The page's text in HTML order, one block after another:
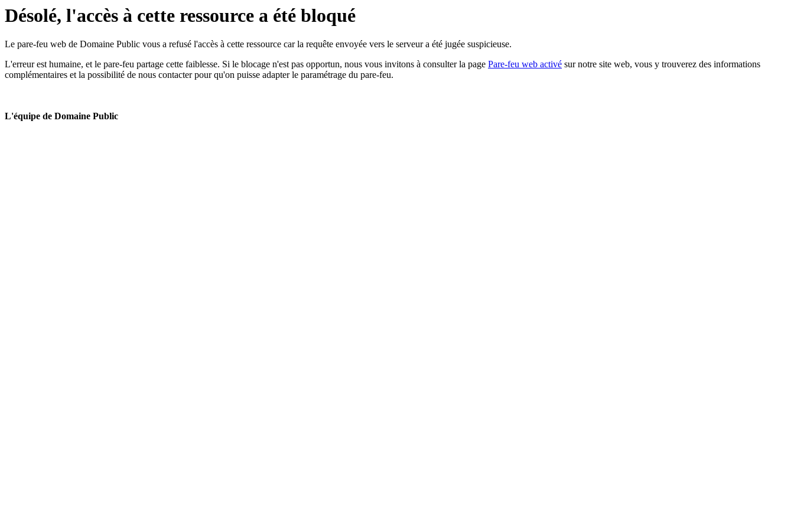
Désolé, l'accès à cette ressource a été bloqué
Le pare-feu web de Domaine Public vous a refusé l'accès à cette ressource car la requête envoyée vers le serveur a été jugée suspicieuse.
L'erreur est humaine, et le pare-feu partage cette faiblesse. Si le blocage n'est pas opportun, nous vous invitons à consulter la page Pare-feu web activé sur notre site web, vous y trouverez des informations
complémentaires et la possibilité de nous contacter pour qu'on puisse adapter le paramétrage du pare-feu.
L'équipe de Domaine Public